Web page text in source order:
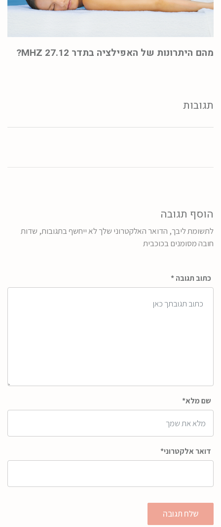
מהם היתרונות של האפילציה בתדר 27.12 MHZ?
תגובות
הוסף תגובה
לתשומת ליבך, הדואר האלקטרוני שלך לא ייחשף בתגובות, שדות
חובה מסומנים בכוכבית
כתוב תגובה *
שם מלא*
דואר אלקטרוני*
שלח תגובה